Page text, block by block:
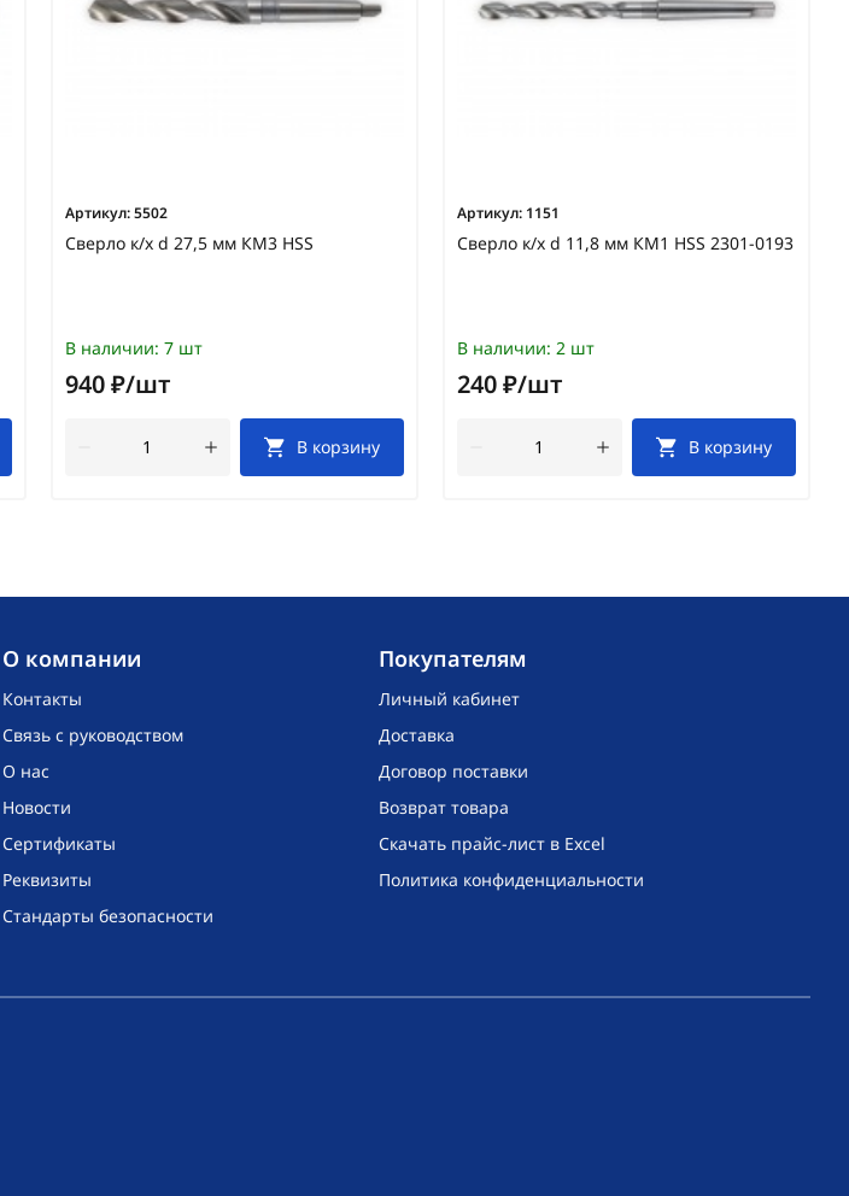
Артикул:5502
Сверло к/х d 27,5 мм КМ3 HSS
В наличии: 7 шт
940 ₽/шт
В корзину
Артикул: 1151
Сверло к/х d 11,8 мм КМ1 HSS 2301-0193
В наличии: 2 шт
240 ₽/шт
В корзину
O компании
Контакты
Связь с руководством
О нас
Новости
Сертификаты
Реквизиты
Стандарты безопасности
Покупателям
Личный кабинет
Доставка
Договор поставки
Возврат товара
Скачать прайс-лист в Excel
Политика конфиденциальности